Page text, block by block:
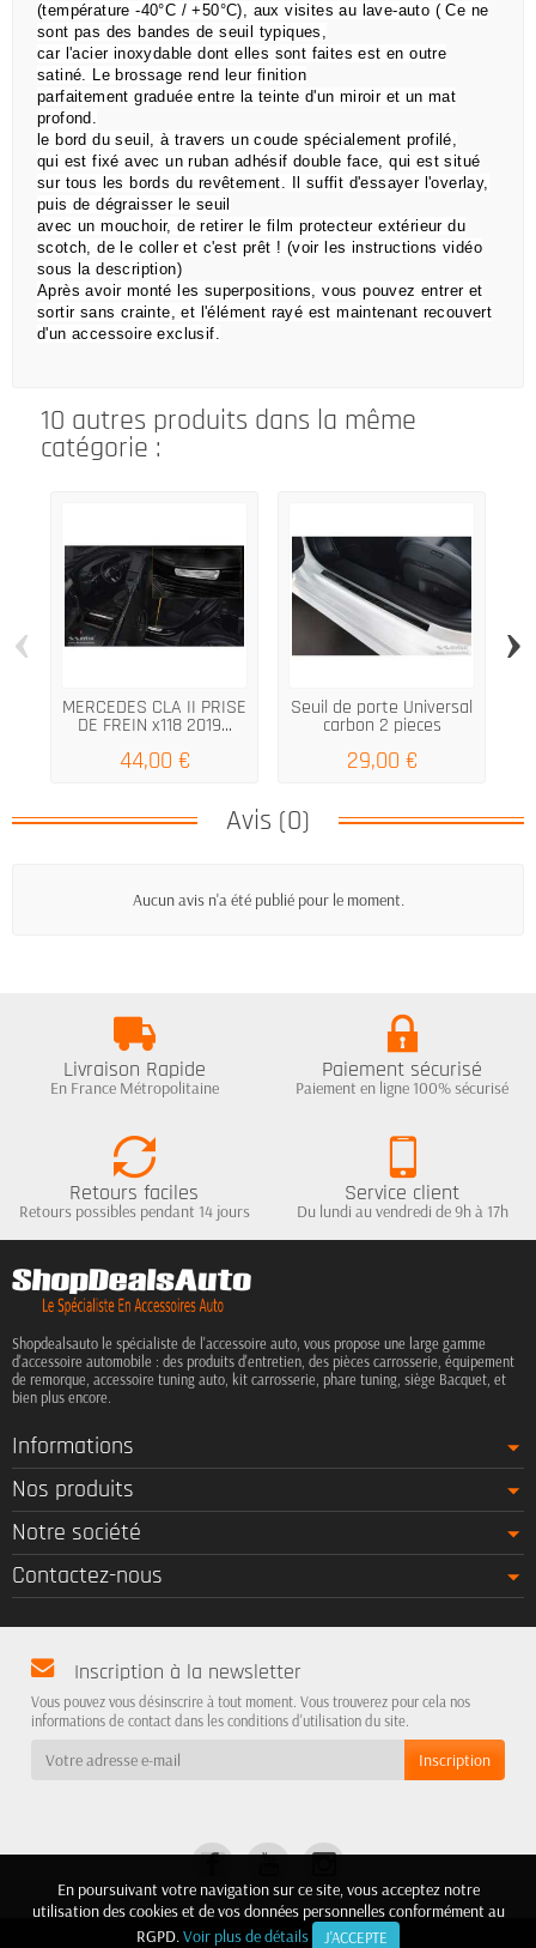
En poursuivant votre navigation sur ce site, vous acceptez notre
utilisation des cookies et de vos données personnelles conformément au
RGPD.Voir plus de détails J'ACCEPTE
(température -40°C / +50°C), aux visites au lave-auto ( Ce ne
sont pas des bandes de seuil typiques,
car l'acier inoxydable dont elles sont faites est en outre
satiné. Le brossage rend leur finition
parfaitement graduée entre la teinte d'un miroir et un mat
profond.
le bord du seuil, à travers un coude spécialement profilé,
qui estfixé avec un ruban adhésif double face,qui est situé
sur tous les bords du revêtement.
Il suffit d'essayer l'overlay,
puis de dégraisser le seuil
avec un mouchoir, de retirer le film protecteur extérieur du
scotch, de le coller et c'est prêt ! (voir les instructions vidéo
sous la description)
Après avoir monté les superpositions, vous pouvez entrer et
sortir sans crainte, et l'élément rayé est maintenant recouvert
d'un accessoire exclusif.
10 autres produits dans la même
catégorie :
MERCEDES CLA II PRISE
DE FREIN x118 2019...
44,00 €
Seuil de porte Universal
carbon 2 pieces
29,00 €
‹ ›
Avis (0)
Aucun avis n'a été publié pour le moment.
Livraison Rapide
En France Métropolitaine
Paiement sécurisé
Paiement en ligne 100% sécurisé
Retours faciles
Retours possibles pendant 14 jours
Service client
Du lundi au vendredi de 9h à 17h
Shopdealsauto le spécialiste de l'accessoire auto, vous propose une large gamme
d'accessoire automobile : des produits d'entretien, des pièces carrosserie, équipement
de remorque, accessoire tuning auto, kit carrosserie, phare tuning, siège Bacquet, et
bien plus encore.
Informations
Nos produits
Notre société
Contactez-nous
En poursuivant votre navigation sur ce site, vous acceptez notre
utilisation des cookies et de vos données personnelles conformément au
RGPD.Voir plus de détails J'ACCEPTE
Inscription à la newsletter
Vous pouvez vous désinscrire à tout moment. Vous trouverez pour cela nos
informations de contact dans les conditions d'utilisation du site.